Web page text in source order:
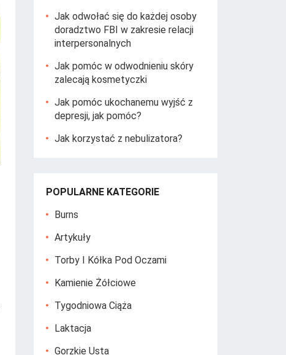
Jak odwołać się do każdej osoby
doradztwo FBI w zakresie relacji
interpersonalnych
Jak pomóc w odwodnieniu skóry
zalecają kosmetyczki
Jak pomóc ukochanemu wyjść z
depresji, jak pomóc?
Jak korzystać z nebulizatora?
POPULARNE KATEGORIE
Burns
Artykuły
Torby I Kółka Pod Oczami
Kamienie Żółciowe
Tygodniowa Ciąża
Laktacja
Gorzkie Usta